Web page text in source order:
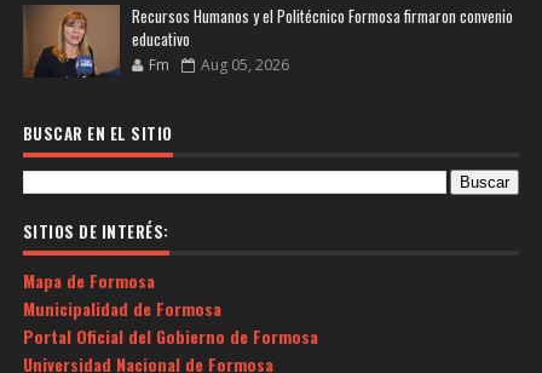
Recursos Humanos y el Politécnico Formosa firmaron convenio
educativo
Fm Aug 05, 2026
BUSCAR EN EL SITIO
SITIOS DE INTERÉS:
Mapa de Formosa
Municipalidad de Formosa
Portal Oficial del Gobierno de Formosa
Universidad Nacional de Formosa